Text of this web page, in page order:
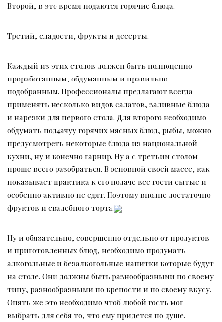
Второй, в это время подаются горячие блюда.
Третий, сладости, фрукты и десерты.
Каждый из этих столов должен быть полноценно
проработанным, обдуманным и правильно
подобранным. Профессионалы предлагают всегда
применять несколько видов салатов, заливные блюда
и нарезки для первого стола. Для второго необходимо
обдумать под4ачуу горячих мясных блюд, рыбы, можно
предусмотреть некоторые блюда из национальной
кухни, ну и конечно гарнир. Ну а с третьим столом
проще всего разобраться. В основной своей массе, как
показывает практика к его подаче все гости сытые и
особенно активно не едят. Поэтому вполне достаточно
фруктов и свадебного торта.
Ну и обязательно, совершенно отдельно от продуктов
и приготовленных блюд, необходимо продумать
алкогольные и безалкогольные напитки которые будут
на столе. Они должны быть разнообразными по своему
типу, разнообразными по крепости и по своему вкусу.
Опять же это необходимо чтоб любой гость мог
выбрать для себя то, что ему придется по душе.